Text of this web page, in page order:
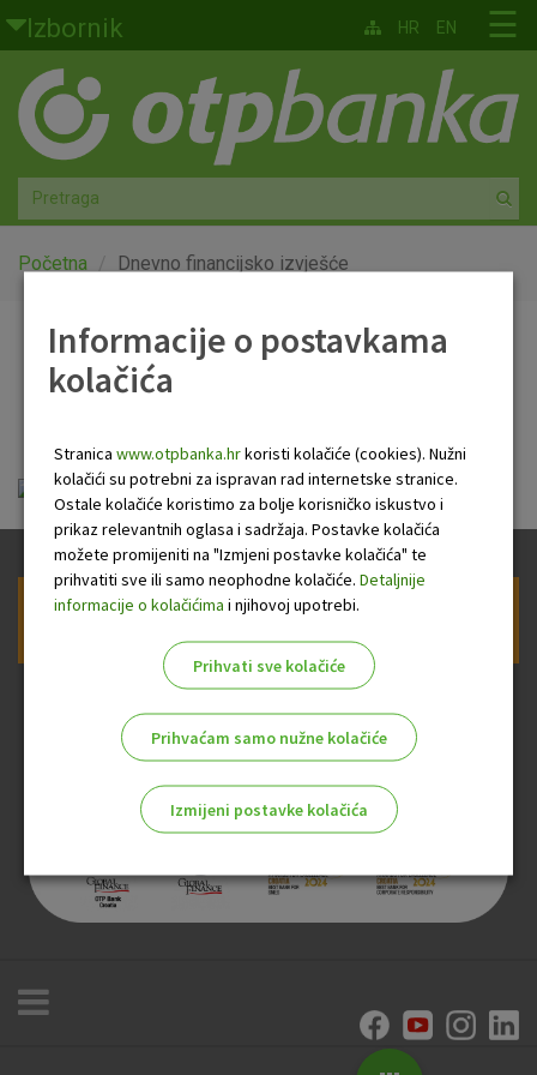
Skoči na glavni sadržaj
Izbornik
Građani
Privatno bankarstvo
Agro
Mala poduzeća i obrtnici
Globalna tržišta
O nama
☰
HR EN
Početna Dnevno financijsko izvješće
Dnevno financijsko
Dnevno financijsko izvješće.pdf
Prijava na newsletter OTP banke
Informacije o postavkama
kolačića
Stranica www.otpbanka.hrkoristi kolačiće (cookies). Nužni
kolačići su potrebni za ispravan rad internetske stranice.
Ostale kolačiće koristimo za bolje korisničko iskustvo i
prikaz relevantnih oglasa i sadržaja. Postavke kolačića
možete promijeniti na "Izmjeni postavke kolačića" te
prihvatiti sve ili samo neophodne kolačiće. Detaljnije
informacije o kolačićima i njihovoj upotrebi.
Prihvati sve kolačiće
Prihvaćam samo nužne kolačiće
Izmijeni postavke kolačića
Nužni kolačići